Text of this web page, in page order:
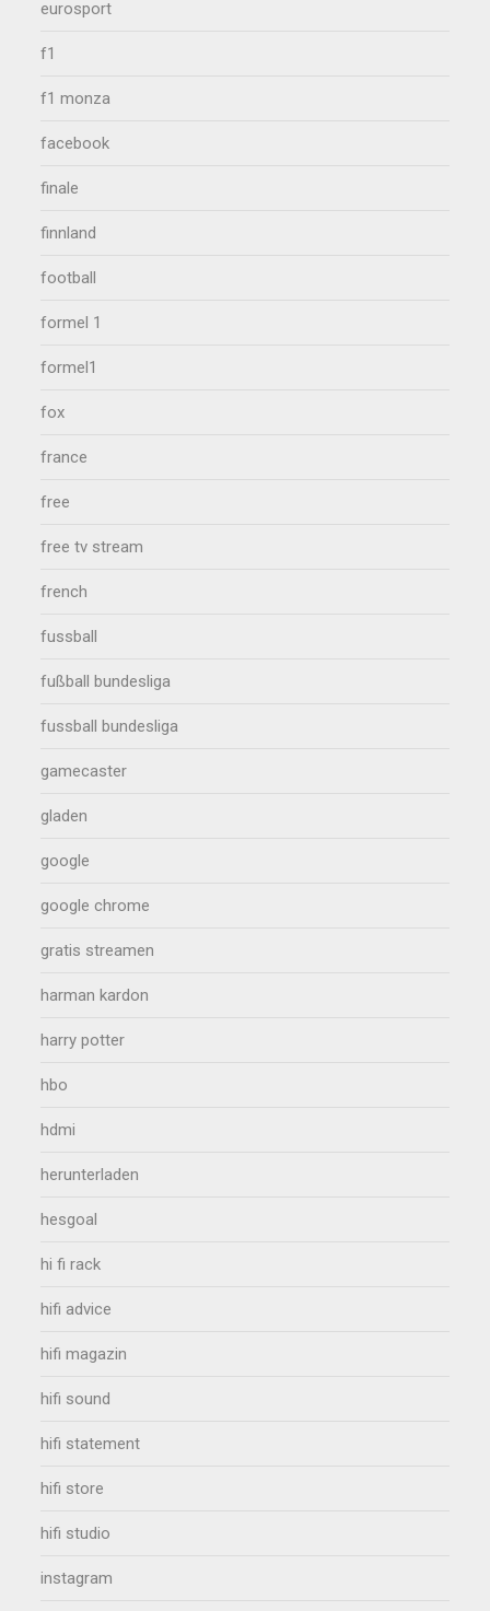
eurosport
f1
f1 monza
facebook
finale
finnland
football
formel 1
formel1
fox
france
free
free tv stream
french
fussball
fußball bundesliga
fussball bundesliga
gamecaster
gladen
google
google chrome
gratis streamen
harman kardon
harry potter
hbo
hdmi
herunterladen
hesgoal
hi fi rack
hifi advice
hifi magazin
hifi sound
hifi statement
hifi store
hifi studio
instagram